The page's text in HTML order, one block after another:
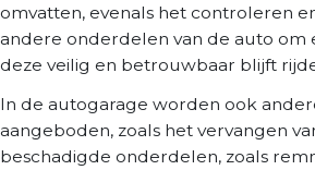
omvatten, evenals het controleren
andere onderdelen van de auto om
deze veilig en betrouwbaar blijft
In de autogarage worden ook
aangeboden, zoals het vervangen
beschadigde onderdelen, zoals